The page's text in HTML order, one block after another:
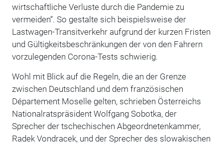
wirtschaftliche Verluste durch die Pandemie zu
vermeiden“. So gestalte sich beispielsweise der
Lastwagen-Transitverkehr aufgrund der kurzen Fristen
und Gültigkeitsbeschränkungen der von den Fahrern
vorzulegenden Corona-Tests schwierig.
Wohl mit Blick auf die Regeln, die an der Grenze
zwischen Deutschland und dem französischen
Département Moselle gelten, schrieben Österreichs
Nationalratspräsident Wolfgang Sobotka, der
Sprecher der tschechischen Abgeordnetenkammer,
Radek Vondracek, und der Sprecher des slowakischen